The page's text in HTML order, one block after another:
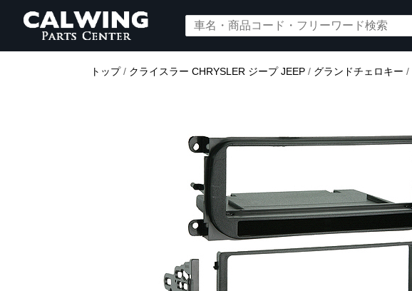
トップ/ クライスラー CHRYSLER ジープ JEEP / グランドチェロキー /